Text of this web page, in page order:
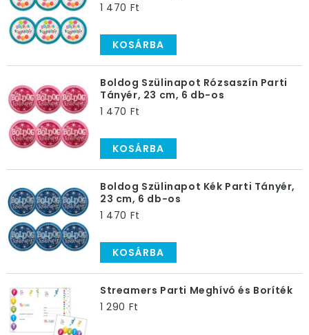
1 470 Ft
KOSÁRBA
Boldog Szülinapot Rózsaszín Parti
Tányér, 23 cm, 6 db-os
1 470 Ft
KOSÁRBA
Boldog Szülinapot Kék Parti Tányér,
23 cm, 6 db-os
1 470 Ft
KOSÁRBA
Streamers Parti Meghívó és Boríték
1 290 Ft